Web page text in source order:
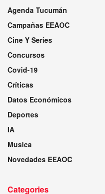
Agenda Tucumán
Campañas EEAOC
Cine Y Series
Concursos
Covid-19
Críticas
Datos Económicos
Deportes
IA
Musica
Novedades EEAOC
Categories